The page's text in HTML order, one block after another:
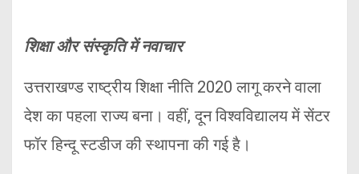
शिक्षा और संस्कृति में नवाचार
उत्तराखण्ड राष्ट्रीय शिक्षा नीति 2020 लागू करने वाला
देश का पहला राज्य बना। वहीं, दून विश्वविद्यालय में सेंटर
फॉर हिन्दू स्टडीज की स्थापना की गई है।